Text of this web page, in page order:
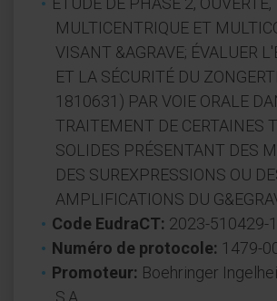
MULTICENTRIQUE ET
VISANT &AGRAVE; ÉVALUER
ET LA SÉCURITÉ DU
1810631) PAR VOIE ORALE
TRAITEMENT DE CERTAINES
SOLIDES PRÉSENTANT DES
DES SUREXPRESSIONS OU
AMPLIFICATIONS DU
Code EudraCT: 2023-510429-
Numéro de protocole: 1479-
Promoteur: Boehringer
S.A.